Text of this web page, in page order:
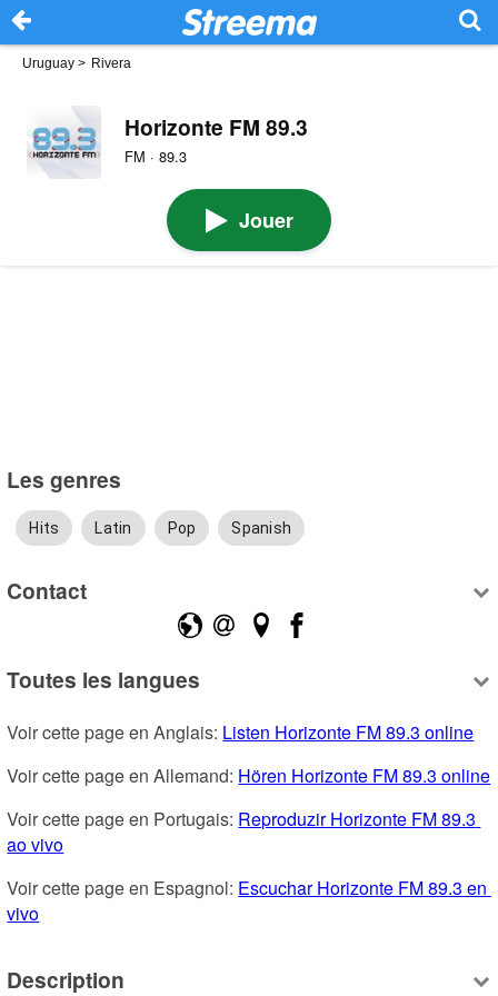
Uruguay > Rivera
Horizonte FM 89.3
FM · 89.3
Jouer
Les genres
Hits Latin Pop Spanish
Contact
Toutes les langues
Voir cette page en Anglais: Listen Horizonte FM 89.3 online
Voir cette page en Allemand: Hören Horizonte FM 89.3 online
Voir cette page en Portugais: Reproduzir Horizonte FM 89.3
ao vivo
Voir cette page en Espagnol: Escuchar Horizonte FM 89.3 en
vivo
Description